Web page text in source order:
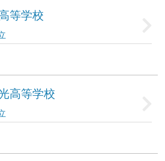
等学校
高等学校